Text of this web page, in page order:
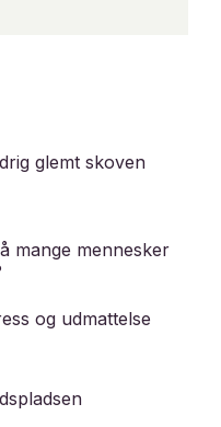
glemt skoven
mange mennesker
og udmattelse